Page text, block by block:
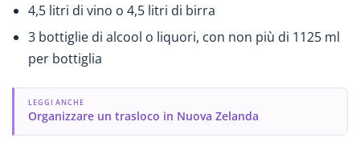
4,5 litri di vino o 4,5 litri di birra
3 bottiglie di alcool o liquori, con non più di 1125 ml
per bottiglia
LEGGI ANCHE
Organizzare un trasloco in Nuova Zelanda